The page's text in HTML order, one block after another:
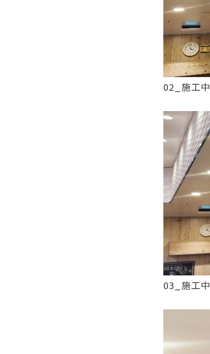
02_施工中
03_施工中